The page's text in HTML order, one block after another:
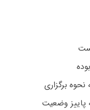
پاییز وضعیت